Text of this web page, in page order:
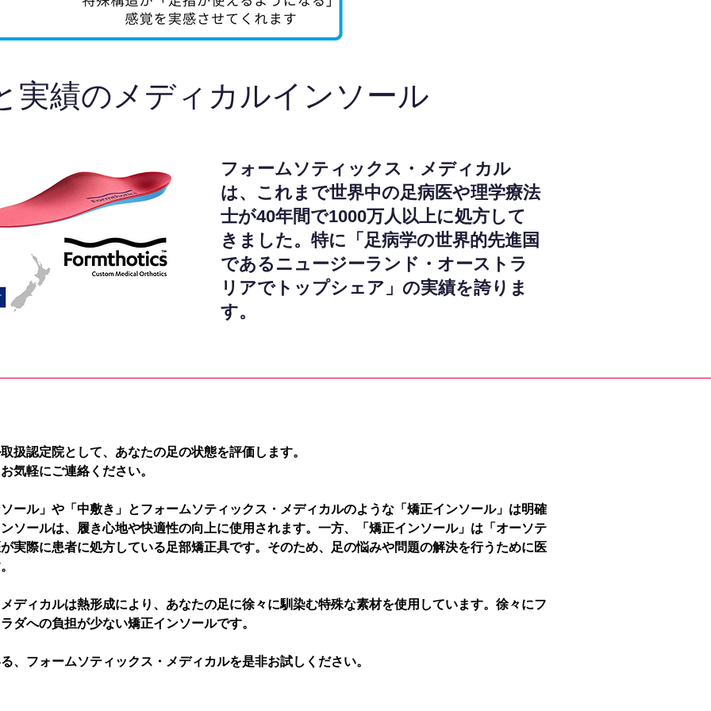
実績のメディカルインソール
フォームソティックス・メディカル
は、これまで世界中の足病医や理学療法
士が40年間で1000万人以上に処方して
きました。特に「足病学の世界的先進国
であるニュージーランド・オーストラ
リアでトップシェア」の実績を誇りま
す。
扱認定院として、あなたの足の状態を評価します。
気軽にご連絡ください。
ール」や「中敷き」とフォームソティックス・メディカルのような「矯正インソール」は明確
ソールは、履き心地や快適性の向上に使用されます。一方、「矯正インソール」は「オーソテ
実際に患者に処方している足部矯正具です。そのため、足の悩みや問題の解決を行うために医
ディカルは熱形成により、あなたの足に徐々に馴染む特殊な素材を使用しています。徐々にフ
ダへの負担が少ない矯正インソールです。
、フォームソティックス・メディカルを是非お試しください。